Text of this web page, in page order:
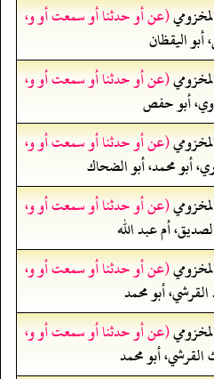
(عن أو حدثنا أو سمعت أو و،
اليقظان
(عن أو حدثنا أو سمعت أو و،
أبو حفص
(عن أو حدثنا أو سمعت أو و،
أبو محمد، أبو الضحاك
(عن أو حدثنا أو سمعت أو و،
أم عبد الله
(عن أو حدثنا أو سمعت أو و،
أبو محمد
(عن أو حدثنا أو سمعت أو و،
أبو محمد